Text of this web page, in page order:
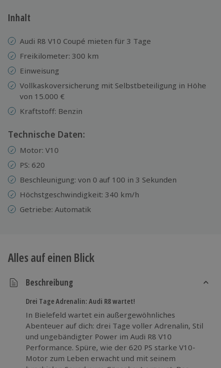
3 Jahre gültig & verlängerbar.
Inhalt
Audi R8 V10 Coupé mieten für 3 Tage
Freikilometer: 300 km
Einweisung
Vollkaskoversicherung mit Selbstbeteiligung in Höhe
von 15.000 €
Kraftstoff: Benzin
Technische Daten:
Motor: V10
PS: 620
Beschleunigung: von 0 auf 100 in 3 Sekunden
Höchstgeschwindigkeit: 340 km/h
Getriebe: Automatik
Alles auf einen Blick
Beschreibung
Drei Tage Adrenalin: Audi R8 wartet!
In Bielefeld wartet ein außergewöhnliches
Abenteuer auf dich: drei Tage voller Adrenalin, Stil
und ungebändigter Power im Audi R8 V10
Performance. Spüre, wie der 620 PS starke V10-
Motor zum Leben erwacht und mit seinem